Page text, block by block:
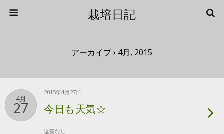
栽培日記
アーカイブ › 4月, 2015
4月
27
2015年4月27日
今日も天気☆
返答なし